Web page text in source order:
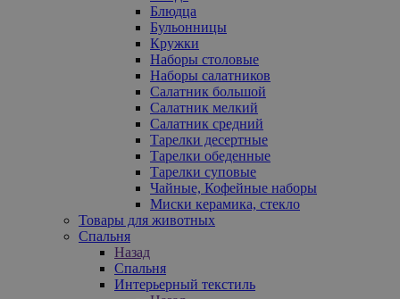
Блюдца
Бульонницы
Кружки
Наборы столовые
Наборы салатников
Салатник большой
Салатник мелкий
Салатник средний
Тарелки десертные
Тарелки обеденные
Тарелки суповые
Чайные, Кофейные наборы
Миски керамика, стекло
Товары для животных
Спальня
Назад
Спальня
Интерьерный текстиль